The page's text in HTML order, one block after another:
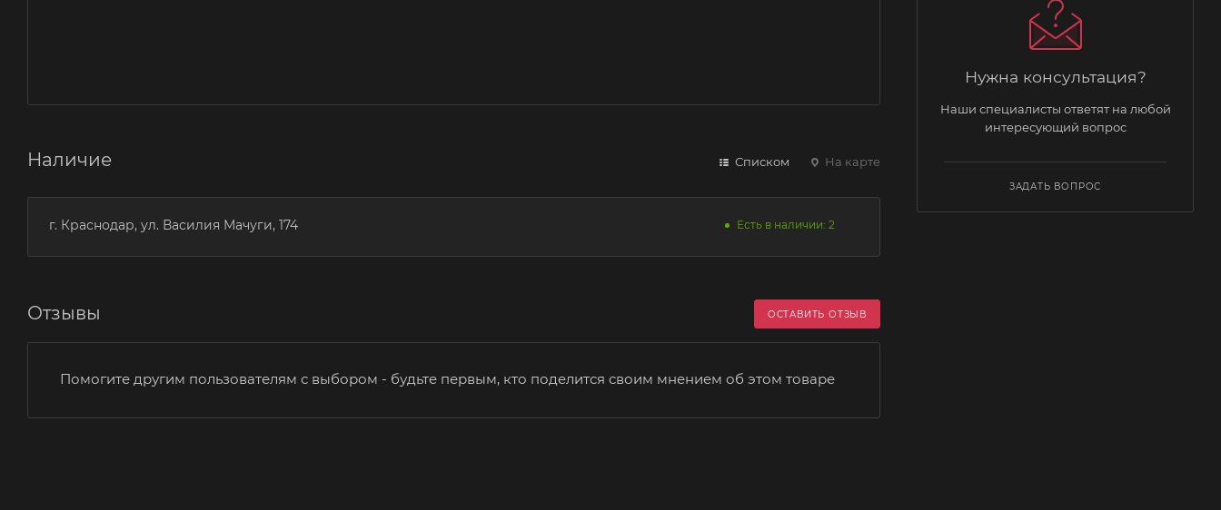
Наличие Списком На карте
г. Краснодар, ул. Василия Мачуги, 174 Есть в наличии: 2
Отзывы ОСТАВИТЬ ОТЗЫВ
Помогите другим пользователям с выбором - будьте первым, кто поделится своим мнением об этом товаре
Нужна консультация?
Наши специалисты ответят на любой
интересующий вопрос
ЗАДАТЬ ВОПРОС